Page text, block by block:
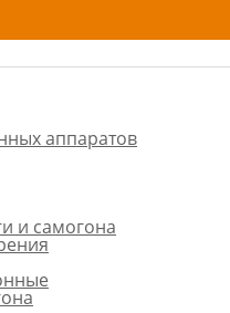
аппаратов
и самогона